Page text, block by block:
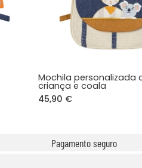
Mochila personalizada
criança e coala
45,90 €
Pagamento seguro